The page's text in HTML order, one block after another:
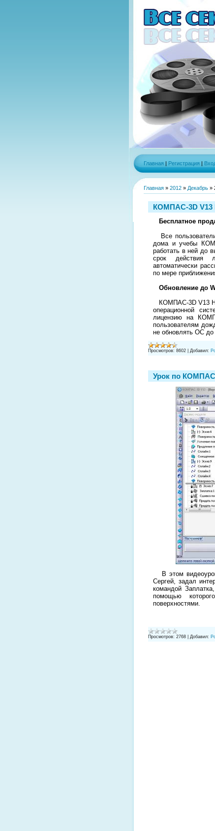
Главная | Регистрация |
Главная » 2012 » Декабрь »
КОМПАС-3D V13
Бесплатное
Все
дома и учебы
работать в ней до
срок действия
автоматически
по мере
Обновление до
КОМПАС-3D V13
операционной
лицензию на
пользователям
не обновлять ОС до
Просмотров: 8602 Добавил:
Урок по
В этом
Сергей, задал
командой
помощью
поверхностями.
Просмотров: 2768 Добавил: